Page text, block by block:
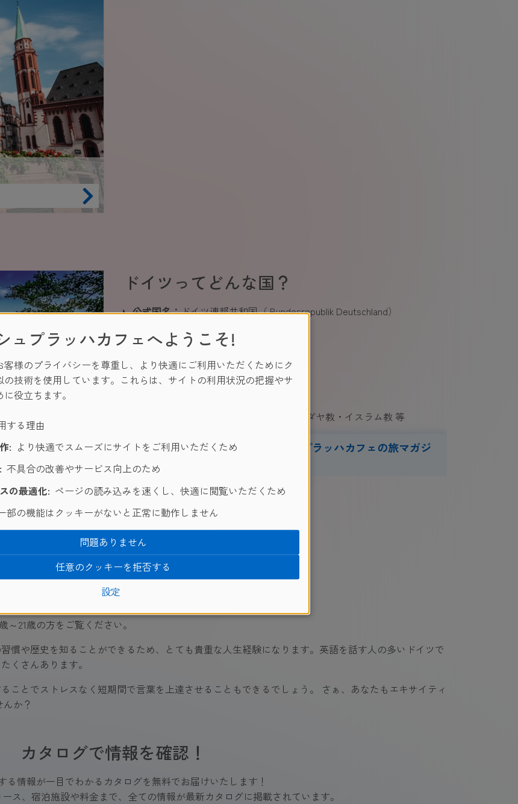
ドイツってどんな国？
公式国名：ドイツ連邦共和国（ Bundesrepublik Deutschland）
政治：連邦共和制
人口：8,319万人
通貨： ユーロ
カトリック・プロテスタント・ユダヤ教・イスラム教 等
ドイツ留学にきっと役立つ！シュプラッハカフェの旅マガジ
ムは効果的？
ら、同年代の友達と楽しい時間を過ごせます。
ど、留学に必要なサービスがパックになっているので安心です。
～21歳の方をご覧ください。
慣や歴史を知ることができるため、とても貴重な人生経験になります。英語を話す人の多いドイツで
くさんあります。
ことでストレスなく短期間で言葉を上達させることもできるでしょう。 さぁ、あなたもエキサイティ
か？
カタログで情報を確認！
る情報が一目でわかるカタログを無料でお届けいたします！
ス、宿泊施設や料金まで、全ての情報が最新カタログに掲載されています。
ュプラッハカフェへようこそ!
客様のプライバシーを尊重し、より快適にご利用いただくためにク
の技術を使用しています。これらは、サイトの利用状況の把握やサ
役立ちます。
する理由
: より快適でスムーズにサイトをご利用いただくため
不具合の改善やサービス向上のため
の最適化: ページの読み込みを速くし、快適に閲覧いただくため
部の機能はクッキーがないと正常に動作しません
設定
任意のクッキーを拒否する
問題ありません